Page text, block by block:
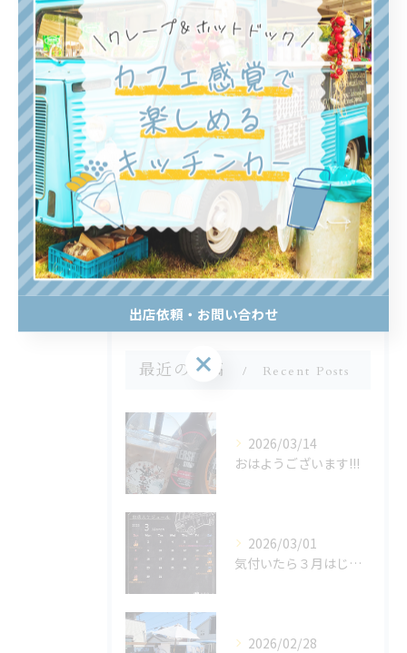
カテゴリー Categories
全てのカテゴリー
ホットドッグ
わらび餅
キッチンカー
テイクアウト
おやつ
最近の投稿 Recent Posts
2026/03/14
おはようございます!!!
2026/03/01
気付いたら３月はじまってた!!!!💦
2026/02/28
出店依頼・お問い合わせ
出店依頼・お問い合わせ